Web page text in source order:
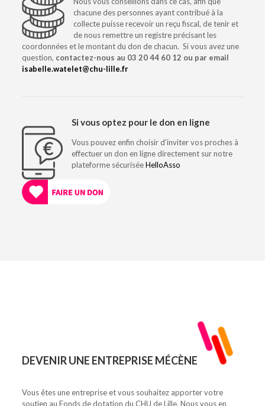
chacune des personnes ayant contribué à la
collecte puisse recevoir un reçu fiscal, de tenir et
de nous remettre un registre précisant les
coordonnées et le montant du don de chacun. Si vous avez une
question, contactez-nous au 03 20 44 60 12 ou par email
isabelle.watelet@chu-lille.fr
Si vous optez pour le don en ligne
Vous pouvez enfin choisir d’inviter vos proches à
effectuer un don en ligne directement sur notre
plateforme sécuriséeHelloAsso
DEVENIR UNE ENTREPRISE MÉCÈNE
Vous êtes une entreprise et vous souhaitez apporter votre
soutien au Fonds de dotation du CHU de Lille. Nous vous en